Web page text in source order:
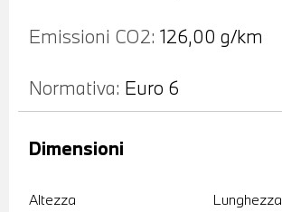
Emissioni CO2: 126,00 g/km
Normativa: Euro 6
Altezza
Dimensioni